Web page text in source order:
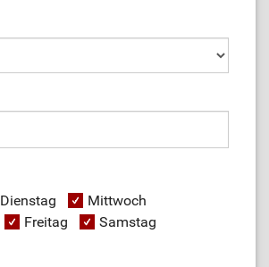
Dienstag
Mittwoch
Freitag
Samstag